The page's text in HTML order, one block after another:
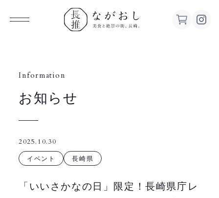
し 美食
と絶景の
崎。
Information
お知らせ
2025.10.30
イベント 長崎県
「いいさかなの日」限定！長崎県庁レ